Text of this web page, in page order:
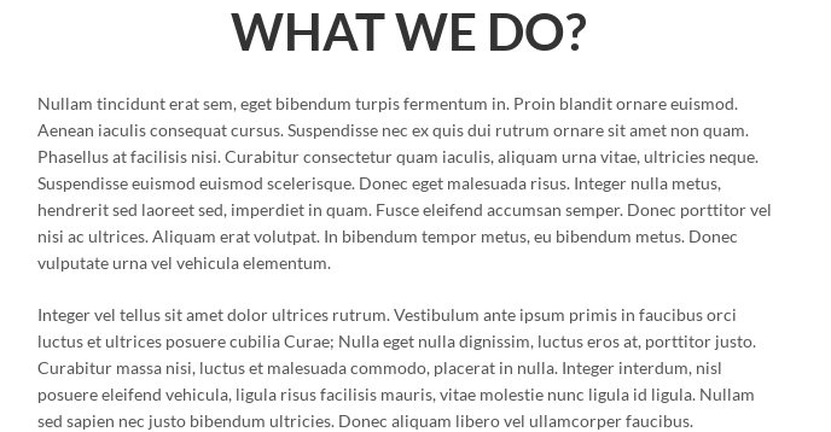
WHAT WE DO?
Nullam tincidunt erat sem, eget bibendum turpis fermentum in. Proin blandit ornare euismod.
Aenean iaculis consequat cursus. Suspendisse nec ex quis dui rutrum ornare sit amet non quam.
Phasellus at facilisis nisi. Curabitur consectetur quam iaculis, aliquam urna vitae, ultricies neque.
Suspendisse euismod euismod scelerisque. Donec eget malesuada risus. Integer nulla metus,
hendrerit sed laoreet sed, imperdiet in quam. Fusce eleifend accumsan semper. Donec porttitor vel
nisi ac ultrices. Aliquam erat volutpat. In bibendum tempor metus, eu bibendum metus. Donec
vulputate urna vel vehicula elementum.
Integer vel tellus sit amet dolor ultrices rutrum. Vestibulum ante ipsum primis in faucibus orci
luctus et ultrices posuere cubilia Curae; Nulla eget nulla dignissim, luctus eros at, porttitor justo.
Curabitur massa nisi, luctus et malesuada commodo, placerat in nulla. Integer interdum, nisl
posuere eleifend vehicula, ligula risus facilisis mauris, vitae molestie nunc ligula id ligula. Nullam
sed sapien nec justo bibendum ultricies. Donec aliquam libero vel ullamcorper faucibus.